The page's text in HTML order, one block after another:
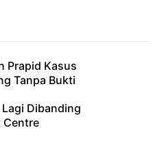
Prapid Kasus
Tanpa Bukti
Dibanding
Centre